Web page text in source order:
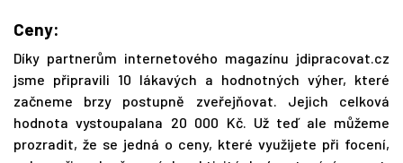
Ceny:
Díky partnerům internetového magazínu jdipracovat.cz
jsme připravili 10 lákavých a hodnotných výher, které
začneme brzy postupně zveřejňovat. Jejich celková
hodnota vystoupalana 20 000 Kč. Už teď ale můžeme
prozradit, že se jedná o ceny, které využijete při focení,